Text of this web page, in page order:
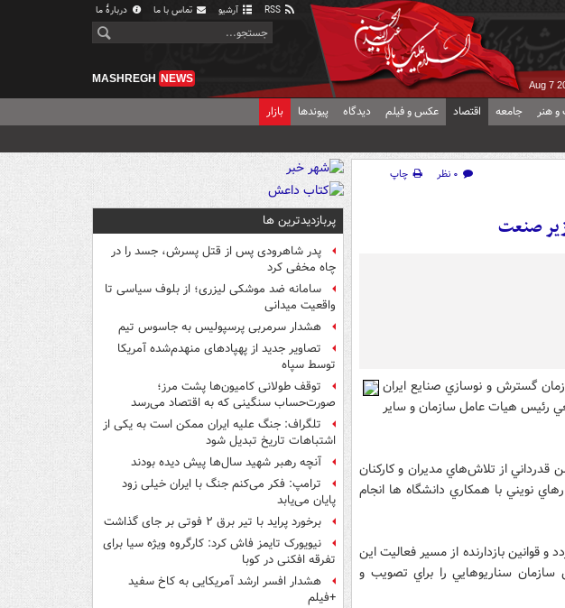
آرشیو تماس با ما دربارهٔ ما
Aug 7
MASHREGH NEWS
و هنر جامعه اقتصاد عکس و فیلم دیدگاه پیوندها بازار
۰ نظر
چاپ
صنعت
گسترش و نوسازي صنايع ايران
رئيس هيات عامل سازمان و ساير
از تلاش‌هاي مديران و كاركنان
نويني با همكاري دانشگاه ها انجام
قوانين بازدارنده از مسير فعاليت اين
سناريوهايي را براي تصويب و
پربازدیدترین ها
پدر شاهرودی پس از قتل پسرش، جسد را در
چاه مخفی کرد
سامانه ضد موشکی لیزری؛ از بلوف سیاسی تا
واقعیت میدانی
هشدار سرمربی پرسپولیس به جاسوس تیم
تصاویر جدید از پهپادهای منهدم‌شده آمریکا
توسط سپاه
توقف طولانی کامیون‌ها پشت مرز؛
صورت‌حساب سنگینی که به اقتصاد می‌رسد
تلگراف: جنگ علیه ایران ممکن است به یکی از
اشتباهات تاریخ تبدیل شود
آنچه رهبر شهید سال‌ها پیش دیده بودند
ترامپ: فکر می‌کنم جنگ با ایران خیلی زود
پایان می‌یابد
برخورد پراید با تیر برق ۲ فوتی بر جای گذاشت
نیویورک تایمز فاش کرد: کارگروه ویژه سیا برای
تفرقه افکنی در کوبا
هشدار افسر ارشد آمریکایی به کاخ سفید
+فیلم